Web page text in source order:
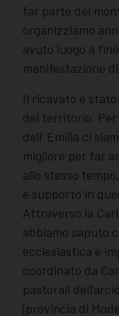
far parte del
organizziamo
avuto luogo a
manifestazione
Il ricavato è
del territorio.
dell’ Emilia ci
migliore per far
allo stesso
e supporto in
Attraverso la
abbiamo saputo
ecclesiastica è
coordinato da
pastorali
(provincia di